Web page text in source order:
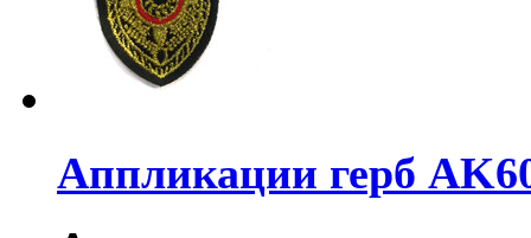
Аппликации герб